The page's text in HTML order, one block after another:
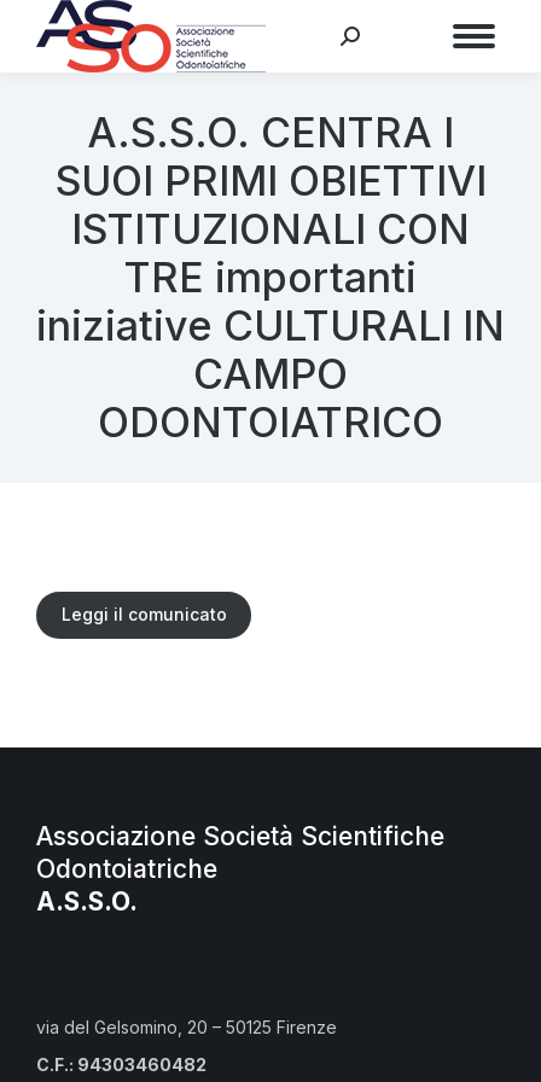
A.S.S.O. CENTRA I
SUOI PRIMI OBIETTIVI
ISTITUZIONALI CON
TRE importanti
iniziative CULTURALI IN
CAMPO
ODONTOIATRICO
Leggi il comunicato
Associazione Società Scientifiche
Odontoiatriche
A.S.S.O.
via del Gelsomino, 20 – 50125 Firenze
C.F.: 94303460482